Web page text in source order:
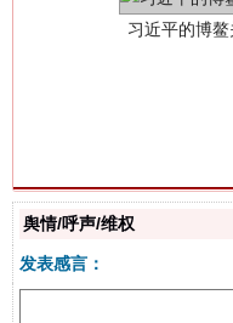
舆情/呼声/维权
发表感言：